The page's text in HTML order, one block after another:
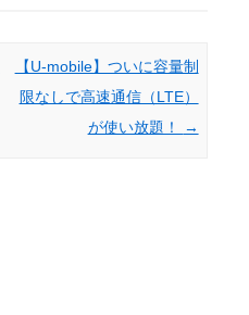
【U-mobile】ついに容量制
限なしで高速通信（LTE）
が使い放題！
→